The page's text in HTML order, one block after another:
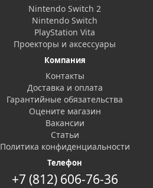
Nintendo Switch 2
Nintendo Switch
PlayStation Vita
Проекторы и аксессуары
Компания
Контакты
Доставка и оплата
Гарантийные обязательства
Оцените магазин
Вакансии
Статьи
Политика конфиденциальности
Телефон
+7 (812) 606-76-36